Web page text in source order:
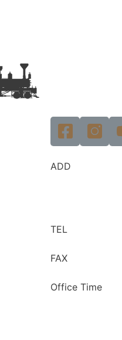
ADD
TEL
FAX
Office Time